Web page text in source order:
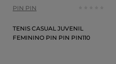
PIN PIN
TENIS CASUAL JUVENIL
FEMININO PIN PIN PIN110